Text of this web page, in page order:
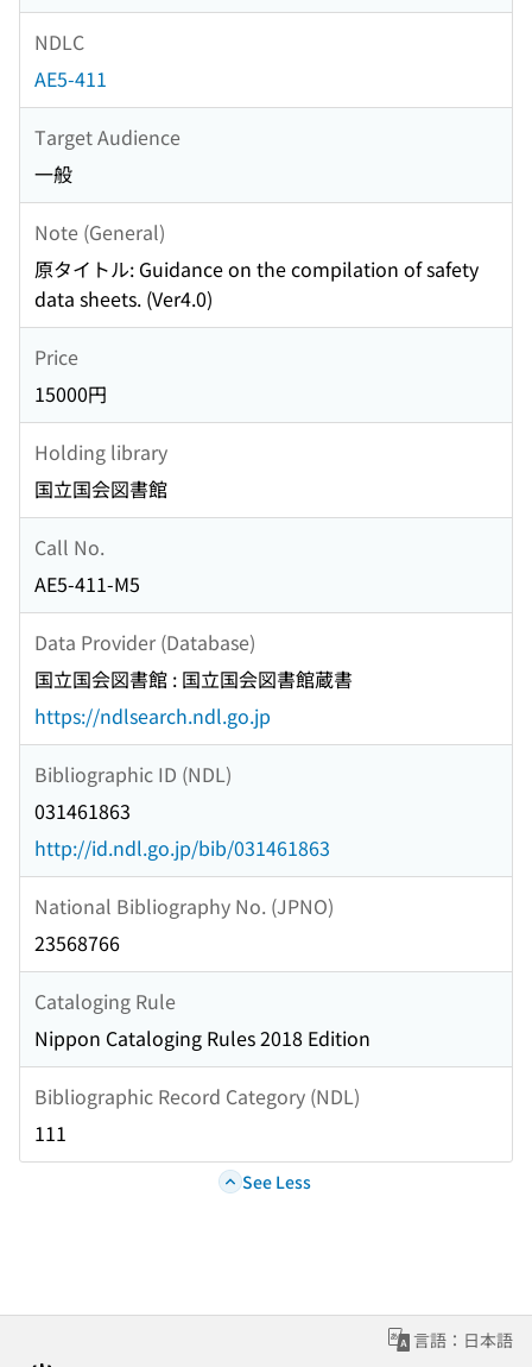
NDLC
AE5-411
Target Audience
一般
Note (General)
原タイトル: Guidance on the compilation of safety
data sheets. (Ver4.0)
Price
15000円
Holding library
国立国会図書館
Call No.
AE5-411-M5
Data Provider (Database)
国立国会図書館 : 国立国会図書館蔵書
https://ndlsearch.ndl.go.jp
Bibliographic ID (NDL)
031461863
http://id.ndl.go.jp/bib/031461863
National Bibliography No. (JPNO)
23568766
Cataloging Rule
Nippon Cataloging Rules 2018 Edition
Bibliographic Record Category (NDL)
111
See Less
言語：日本語